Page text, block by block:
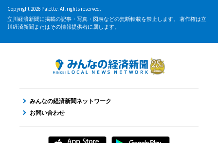
Copyright 2026 Palette. All rights reserved.
立川経済新聞に掲載の記事・写真・図表などの無断転載を禁止します。 著作権は立
川経済新聞またはその情報提供者に属します。
みんなの経済新聞ネットワーク
お問い合わせ